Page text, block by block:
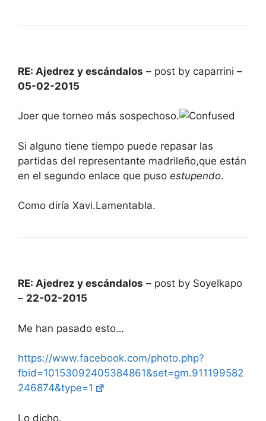
RE: Ajedrez y escándalos – post by caparrini –
05-02-2015
Joer que torneo más sospechoso.
Si alguno tiene tiempo puede repasar las
partidas del representante madrileño,que están
en el segundo enlace que puso estupendo.
Como diría Xavi.Lamentabla.
RE: Ajedrez y escándalos – post by Soyelkapo
– 22-02-2015
Me han pasado esto…
https://www.facebook.com/photo.php?
fbid=10153092405384861&set=gm.911199582
246874&type=1
Lo dicho.